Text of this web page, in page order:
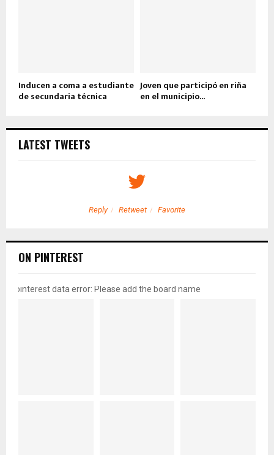
Inducen a coma a estudiante
de secundaria técnica
Joven que participó en riña
en el municipio...
LATEST TWEETS
Reply Retweet Favorite
ON PINTEREST
pinterest data error: Please add the board name